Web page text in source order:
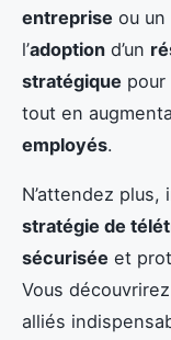
entreprise ou un
l’adoption d’un
stratégique
tout en
employés.
N’attendez plus,
stratégie de
sécurisée et
Vous
alliés